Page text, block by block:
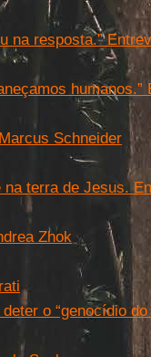
na resposta.”
humanos.”
Schneider
terra de Jesus.
Zhok
o “genocídio do